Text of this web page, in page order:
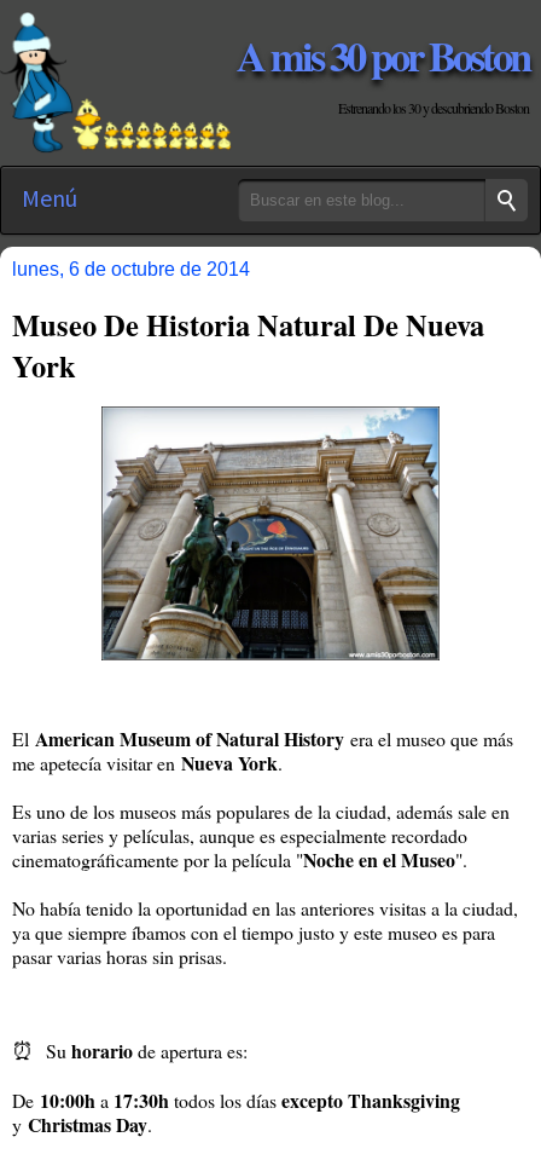
A mis 30 por Boston
Estrenando los 30 y descubriendo Boston
Menú
lunes, 6 de octubre de 2014
Museo De Historia Natural De Nueva
York
El American Museum of Natural History era el museo que más
me apetecía visitar en Nueva York.
Es uno de los museos más populares de la ciudad, además sale en
varias series y películas, aunque es especialmente recordado
cinematográficamente por la película "Noche en el Museo".
No había tenido la oportunidad en las anteriores visitas a la ciudad,
ya que siempre íbamos con el tiempo justo y este museo es para
pasar varias horas sin prisas.
⏰ Suhorariode apertura es:
De 10:00ha 17:30htodos los díasexceptoThanksgiving
y Christmas Day.